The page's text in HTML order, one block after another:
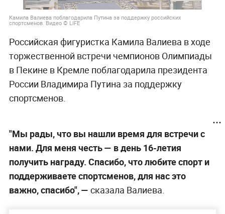
Камила Валиева поблагодарила Путина за поддержку российских
спортсменов. Видео © LIFE
Российская фигуристка Камила Валиева в ходе
торжественной встречи чемпионов Олимпиады
в Пекине в Кремле поблагодарила президента
России Владимира Путина за поддержку
спортсменов.
"Мы рады, что вы нашли время для встречи с
нами. Для меня честь — в день 16-летия
получить награду. Спасибо, что любите спорт и
поддерживаете спортсменов, для нас это
важно, спасибо", — сказала Валиева.